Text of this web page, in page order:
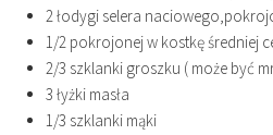
2 łodygi selera
1/2 pokrojonej w kostkę średniej
2/3 szklanki groszku ( może być
3 łyżki masła
1/3 szklanki mąki